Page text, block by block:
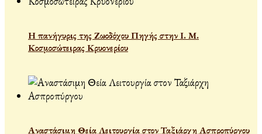
Η πανήγυρις της Ζωοδόχου Πηγής στην Ι. Μ.
Κοσμοσώτειρας Κρυονερίου
Αναστάσιμη Θεία Λειτουργία στον Ταξιάρχη Ασπροπύργου